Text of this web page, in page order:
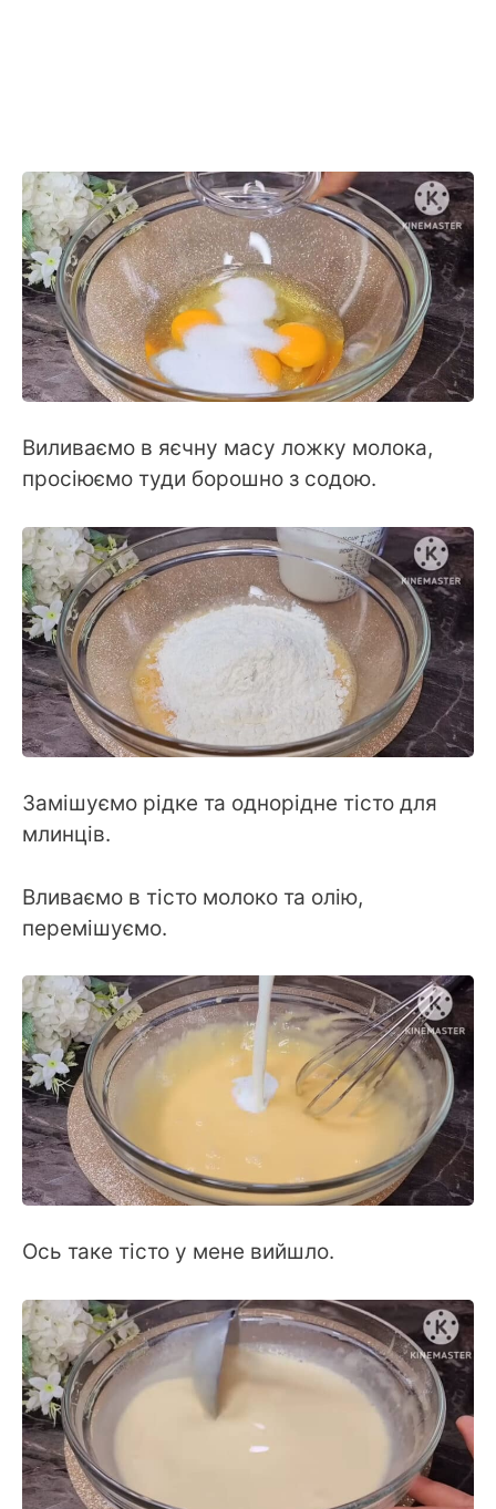
Виливаємо в яєчну масу ложку молока,
просіюємо туди борошно з содою.
Замішуємо рідке та однорідне тісто для
млинців.
Вливаємо в тісто молоко та олію,
перемішуємо.
Ось таке тісто у мене вийшло.